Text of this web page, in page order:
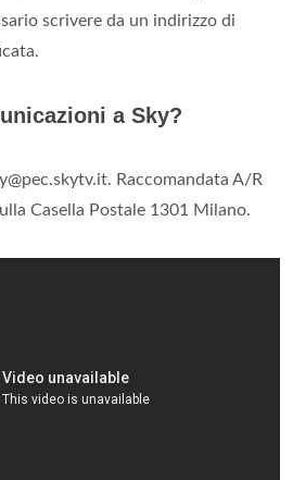
scrivere da un indirizzo di
a Sky?
. Raccomandata A/R
Casella Postale 1301 Milano.